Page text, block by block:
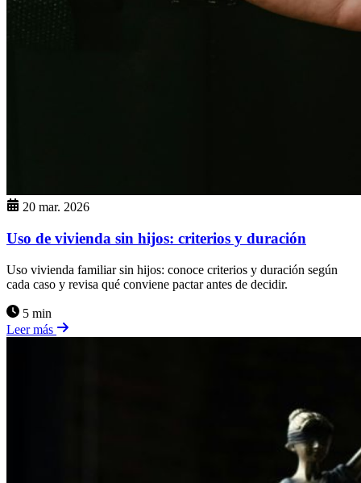
20 mar. 2026
Uso de vivienda sin hijos: criterios y duración
Uso vivienda familiar sin hijos: conoce criterios y duración según
cada caso y revisa qué conviene pactar antes de decidir.
5 min
Leer más